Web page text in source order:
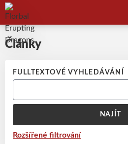
Florbal Erupting Dragons
Články
FULLTEXTOVÉ VYHLEDÁVÁNÍ
NAJÍT
Rozšířené filtrování